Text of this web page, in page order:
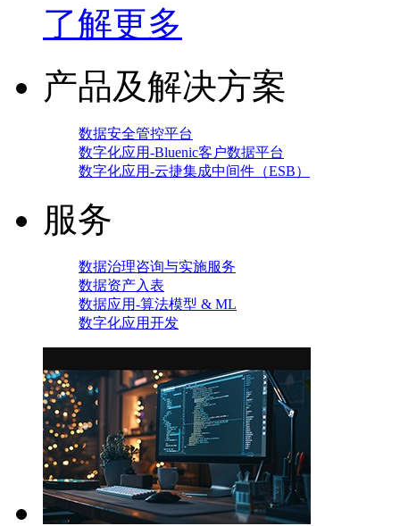
了解更多
产品及解决方案
数据安全管控平台
数字化应用-Bluenic客户数据平台
数字化应用-云捷集成中间件（ESB）
服务
数据治理咨询与实施服务
数据资产入表
数据应用-算法模型 & ML
数字化应用开发